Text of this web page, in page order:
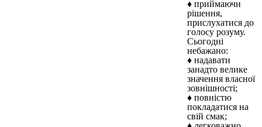
♦ приймаючи
рішення,
прислухатися до
голосу розуму.
Сьогодні
небажано:
♦ надавати
занадто велике
значення власної
зовнішності;
♦ повністю
покладатися на
свій смак;